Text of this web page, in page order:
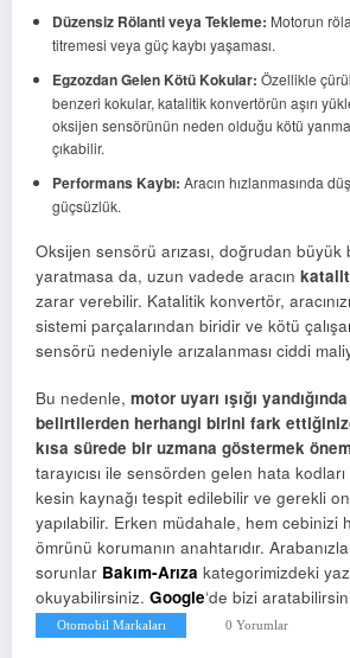
Düzensiz Rölanti veya Tekleme: Motorun
titremesi veya güç kaybı yaşaması.
Egzozdan Gelen Kötü Kokular: Özellikle
benzeri kokular, katalitik konvertörün aşırı
oksijen sensörünün neden olduğu kötü
çıkabilir.
Performans Kaybı: Aracın hızlanmasında
güçsüzlük.
Oksijen sensörü arızası, doğrudan büyük
yaratmasa da, uzun vadede aracın
zarar verebilir. Katalitik konvertör,
sistemi parçalarından biridir ve kötü
sensörü nedeniyle arızalanması ciddi
Bu nedenle, motor uyarı ışığı
belirtilerden herhangi birini fark
kısa sürede bir uzmana göstermek
tarayıcısı ile sensörden gelen hata
kesin kaynağı tespit edilebilir ve gerekli
yapılabilir. Erken müdahale, hem cebinizi
ömrünü korumanın anahtarıdır.
sorunlar Bakım-Arıza kategorimizdeki
okuyabilirsiniz. Google‘de bizi
Otomobil Markaları 0 Yorumlar